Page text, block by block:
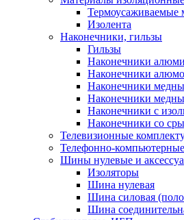
Термоусаживаемые
Изолента
Наконечники, гильзы
Гильзы
Наконечники
Наконечники
Наконечники
Наконечники
Наконечники с
Наконечники со
Телевизионные
Телефонно-
Шины нулевые и
Изоляторы
Шина нулевая
Шина силовая
Шина